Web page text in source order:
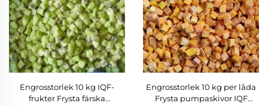
Engrosstorlek 10 kg IQF-
frukter Frysta färska
Engrosstorlek 10 kg per låda
Frysta pumpaskivor IQF